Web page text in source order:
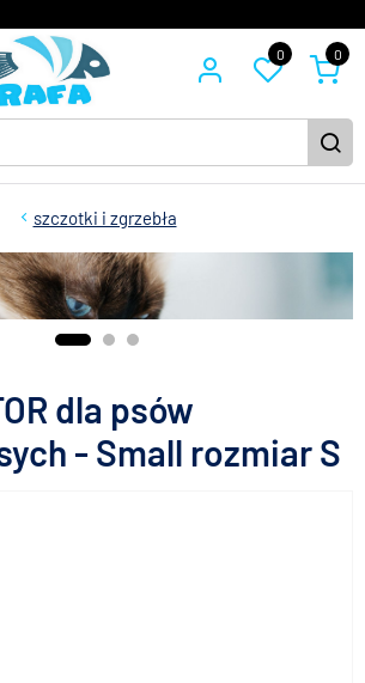
0 0
szczotki i zgrzebła
dla psów
- Small rozmiar S